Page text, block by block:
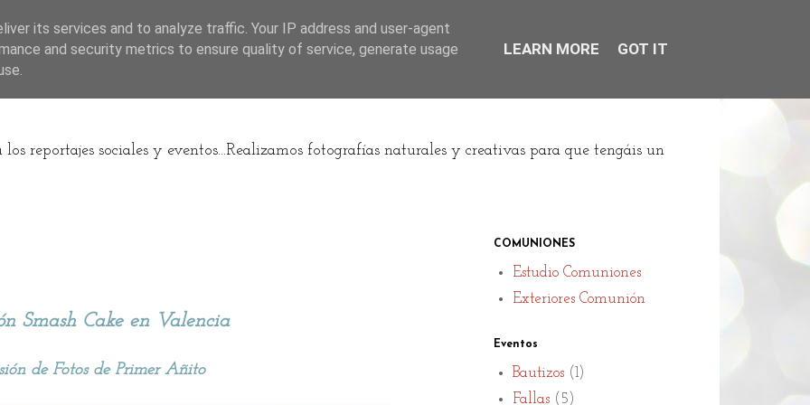
reportajes sociales y eventos...Realizamos fotografías naturales y creativas para que tengáis un
Smash Cake en Valencia
de Fotos de Primer Añito
COMUNIONES
Estudio Comuniones
Exteriores Comunión
Eventos
Bautizos (1)
Fallas (5)
its services and to analyze traffic. Your IP address and user-agent
and security metrics to ensure quality of service, generate usage
LEARN MORE GOT IT